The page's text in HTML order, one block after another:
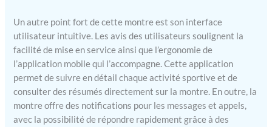
Un autre point fort de cette montre est son interface
utilisateur intuitive. Les avis des utilisateurs soulignent la
facilité de mise en service ainsi que l’ergonomie de
l’application mobile qui l’accompagne. Cette application
permet de suivre en détail chaque activité sportive et de
consulter des résumés directement sur la montre. En outre, la
montre offre des notifications pour les messages et appels,
avec la possibilité de répondre rapidement grâce à des